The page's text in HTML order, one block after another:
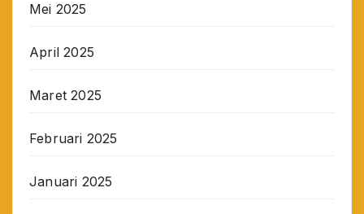
Mei 2025
April 2025
Maret 2025
Februari 2025
Januari 2025